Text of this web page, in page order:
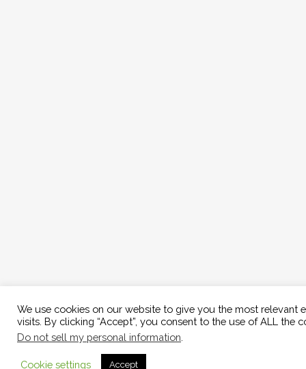
We use cookies on our website to give you the most relevant
visits. By clicking “Accept”, you consent to the use of ALL the
Do not sell my personal information
Cookie settings Accept